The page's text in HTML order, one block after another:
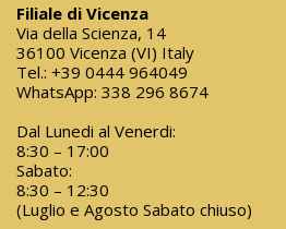
Filiale di Vicenza
Via della Scienza, 14
36100 Vicenza (VI) Italy
Tel.: +39 0444 964049
WhatsApp: 338 296 8674
Dal Lunedi al Venerdi:
8:30 – 17:00
Sabato:
8:30 – 12:30
(Luglio e Agosto Sabato chiuso)